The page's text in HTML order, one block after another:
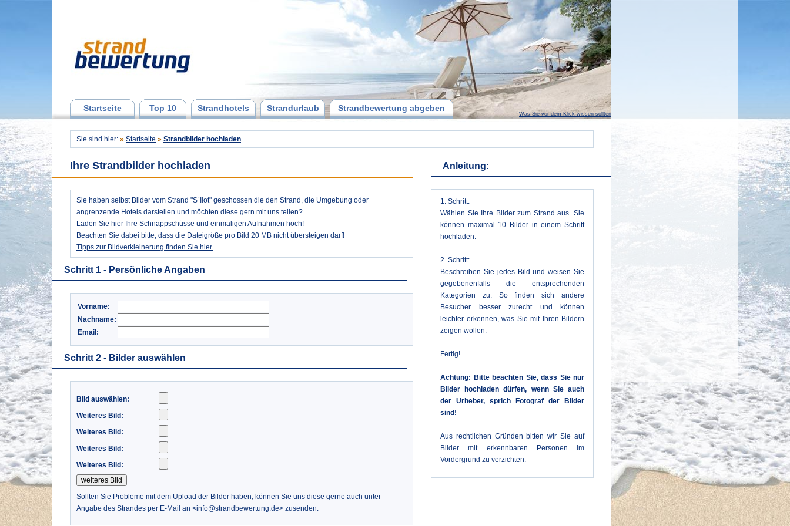
Startseite Top 10 Strandhotels Strandurlaub Strandbewertung abgeben
Was Sie vor dem Klick wissen sollten
Sie sind hier: » Startseite » Strandbilder hochladen
Ihre Strandbilder hochladen
Sie haben selbst Bilder vom Strand "S`Ilot" geschossen die den Strand, die Umgebung oder
angrenzende Hotels darstellen und möchten diese gern mit uns teilen?
Laden Sie hier Ihre Schnappschüsse und einmaligen Aufnahmen hoch!
Beachten Sie dabei bitte, dass die Dateigröße pro Bild 20 MB nicht übersteigen darf!
Tipps zur Bildverkleinerung finden Sie hier.
Schritt 1 - Persönliche Angaben
Vorname:
Nachname:
Email:
Schritt 2 - Bilder auswählen
Bild auswählen:
Weiteres Bild:
Weiteres Bild:
Weiteres Bild:
Weiteres Bild:
Sollten Sie Probleme mit dem Upload der Bilder haben, können Sie uns diese gerne auch unter
Angabe des Strandes per E-Mail an <info@strandbewertung.de> zusenden.
Anleitung:
1. Schritt:
Wählen Sie Ihre Bilder zum Strand aus. Sie
können maximal 10 Bilder in einem Schritt
hochladen.
2. Schritt:
Beschreiben Sie jedes Bild und weisen Sie
gegebenenfalls die entsprechenden
Kategorien zu. So finden sich andere
Besucher besser zurecht und können
leichter erkennen, was Sie mit Ihren Bildern
zeigen wollen.
Fertig!
Achtung: Bitte beachten Sie, dass Sie nur
Bilder hochladen dürfen, wenn Sie auch
der Urheber, sprich Fotograf der Bilder
sind!
Aus rechtlichen Gründen bitten wir Sie auf
Bilder mit erkennbaren Personen im
Vordergrund zu verzichten.